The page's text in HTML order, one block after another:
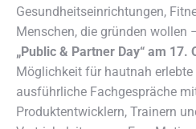
Gesundheitseinrichtungen,
Menschen, die gründen wollen
„Public & Partner Day“ am 17.
Möglichkeit für hautnah
ausführliche Fachgespräche
Produktentwicklern, Trainern